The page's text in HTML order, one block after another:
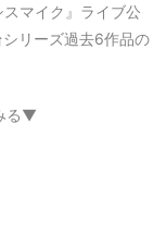
スマイク』ライブ公
リーズ過去6作品の
る▼